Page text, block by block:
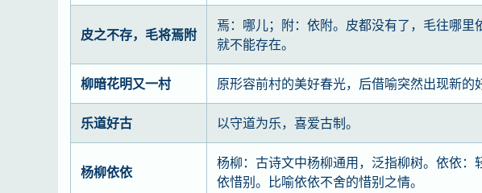
皮之不存，毛将焉附
焉：哪儿；附：依附。皮都没有了，毛往哪里
就不能存在。
柳暗花明又一村 原形容前村的美好春光，后借喻突然出现新的
乐道好古 以守道为乐，喜爱古制。
杨柳依依
杨柳：古诗文中杨柳通用，泛指柳树。依依
依惜别。比喻依依不舍的惜别之情。